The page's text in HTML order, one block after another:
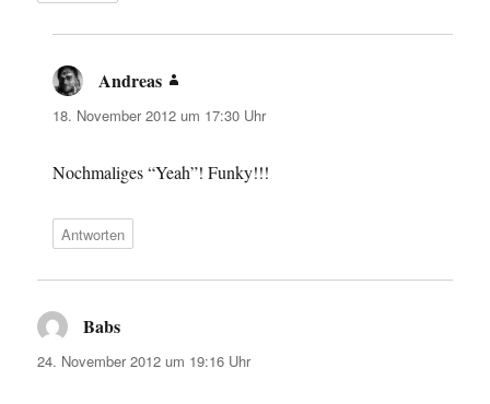
Andreas
18. November 2012 um 17:30 Uhr
Nochmaliges “Yeah”! Funky!!!
Antworten
Babs
24. November 2012 um 19:16 Uhr